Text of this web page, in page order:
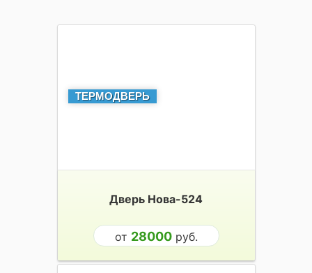
ТЕРМОДВЕРЬ
Дверь Нова-524
от 28000руб.